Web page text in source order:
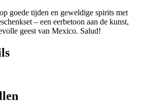
goede tijden en geweldige spirits met
– een eerbetoon aan de kunst,
geest van Mexico. Salud!